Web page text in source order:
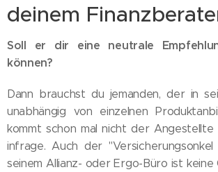
deinem
Soll er dir eine neutrale
können?
Dann brauchst du jemanden, der in
unabhängig von einzelnen
kommt schon mal nicht der Angestellte
infrage. Auch der
seinem Allianz- oder Ergo-Büro ist